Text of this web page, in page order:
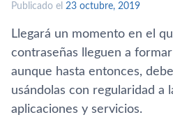
Publicado el 23 octubre, 2019
Llegará un momento en el
contraseñas lleguen a
aunque hasta entonces,
usándolas con regularidad a
aplicaciones y servicios.